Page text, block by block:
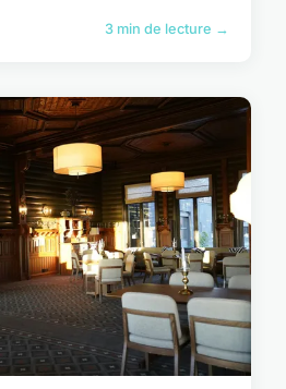
3 min de lecture →